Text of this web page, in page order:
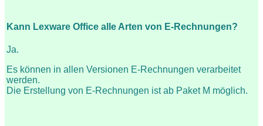
Kann Lexware Office alle Arten von E-Rechnungen?
Ja.
Es können in allen Versionen E-Rechnungen verarbeitet
werden.
Die Erstellung von E-Rechnungen ist ab Paket M möglich.